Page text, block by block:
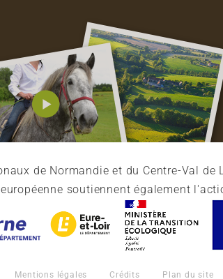
de Normandie et du Centre-Val de
soutiennent également
Mentions légales Crédits Plan du site